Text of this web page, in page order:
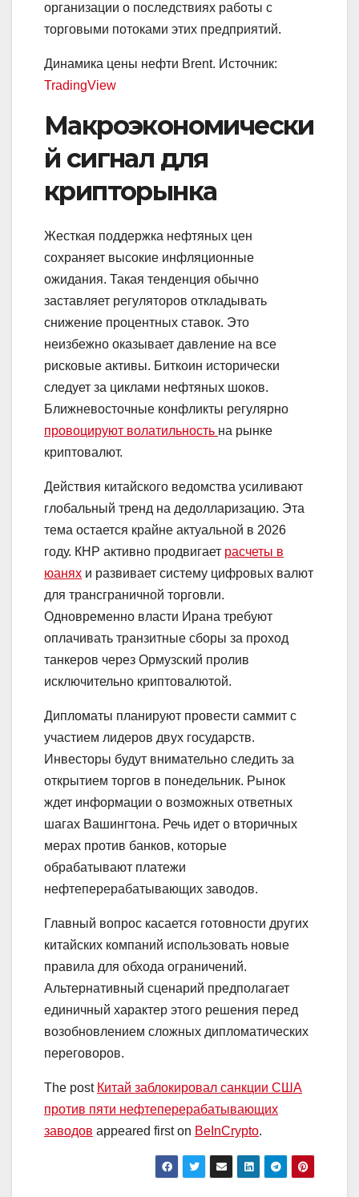
организации о последствиях работы с
торговыми потоками этих предприятий.
Динамика цены нефти Brent. Источник:
TradingView
Макроэкономически
й сигнал для
крипторынка
Жесткая поддержка нефтяных цен
сохраняет высокие инфляционные
ожидания. Такая тенденция обычно
заставляет регуляторов откладывать
снижение процентных ставок. Это
неизбежно оказывает давление на все
рисковые активы. Биткоин исторически
следует за циклами нефтяных шоков.
Ближневосточные конфликты регулярно
провоцируют волатильность на рынке
криптовалют.
Действия китайского ведомства усиливают
глобальный тренд на дедолларизацию. Эта
тема остается крайне актуальной в 2026
году. КНР активно продвигает расчеты в
юанях и развивает систему цифровых валют
для трансграничной торговли.
Одновременно власти Ирана требуют
оплачивать транзитные сборы за проход
танкеров через Ормузский пролив
исключительно криптовалютой.
Дипломаты планируют провести саммит с
участием лидеров двух государств.
Инвесторы будут внимательно следить за
открытием торгов в понедельник. Рынок
ждет информации о возможных ответных
шагах Вашингтона. Речь идет о вторичных
мерах против банков, которые
обрабатывают платежи
нефтеперерабатывающих заводов.
Главный вопрос касается готовности других
китайских компаний использовать новые
правила для обхода ограничений.
Альтернативный сценарий предполагает
единичный характер этого решения перед
возобновлением сложных дипломатических
переговоров.
The post Китай заблокировал санкции США
против пяти нефтеперерабатывающих
заводов appeared first on BeInCrypto.